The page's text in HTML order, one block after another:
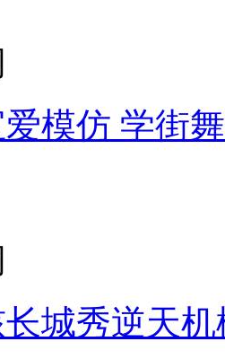
模仿 学街
城秀逆天机